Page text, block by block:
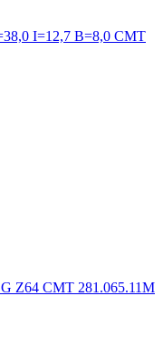
I=12,7 B=8,0 CMT
Z64 CMT 281.065.11M